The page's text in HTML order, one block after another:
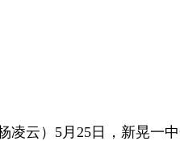
凌云）5月25日，新晃一